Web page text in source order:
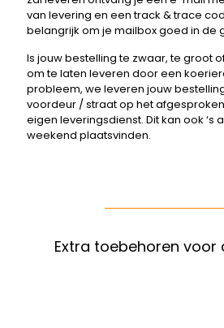
van levering en een track & trace
belangrijk om je mailbox goed in de
Is jouw bestelling te zwaar, te groot
om te laten leveren door een
probleem, we leveren jouw
voordeur / straat op het
eigen leveringsdienst. Dit kan ook ‘s
weekend plaatsvinden.
Extra toebehoren voor